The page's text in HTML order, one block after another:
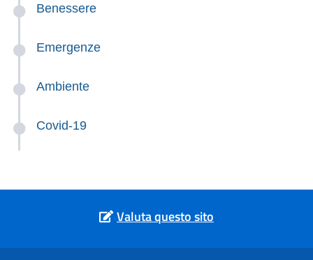
Benessere
Emergenze
Ambiente
Covid-19
Valuta questo sito